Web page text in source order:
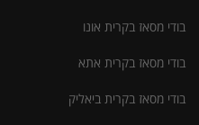
בודי מסאז בקרית אונו
בודי מסאז בקרית אתא
בודי מסאז בקרית ביאליק